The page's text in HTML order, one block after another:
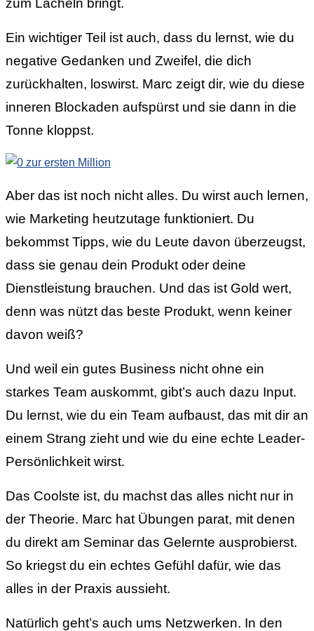
zum Lächeln bringt.
Ein wichtiger Teil ist auch, dass du lernst, wie du
negative Gedanken und Zweifel, die dich
zurückhalten, loswirst. Marc zeigt dir, wie du diese
inneren Blockaden aufspürst und sie dann in die
Tonne kloppst.
Aber das ist noch nicht alles. Du wirst auch lernen,
wie Marketing heutzutage funktioniert. Du
bekommst Tipps, wie du Leute davon überzeugst,
dass sie genau dein Produkt oder deine
Dienstleistung brauchen. Und das ist Gold wert,
denn was nützt das beste Produkt, wenn keiner
davon weiß?
Und weil ein gutes Business nicht ohne ein
starkes Team auskommt, gibt’s auch dazu Input.
Du lernst, wie du ein Team aufbaust, das mit dir an
einem Strang zieht und wie du eine echte Leader-
Persönlichkeit wirst.
Das Coolste ist, du machst das alles nicht nur in
der Theorie. Marc hat Übungen parat, mit denen
du direkt am Seminar das Gelernte ausprobierst.
So kriegst du ein echtes Gefühl dafür, wie das
alles in der Praxis aussieht.
Natürlich geht’s auch ums Netzwerken. In den